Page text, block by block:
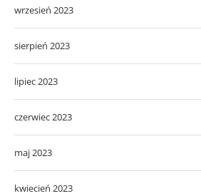
wrzesień 2023
sierpień 2023
lipiec 2023
czerwiec 2023
maj 2023
kwiecień 2023